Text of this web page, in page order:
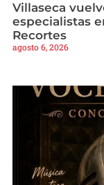
Villaseca
especialistas
Recortes
agosto 6, 2026